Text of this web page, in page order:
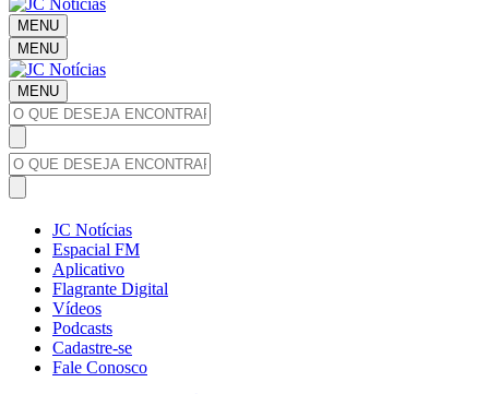
MENU
MENU
MENU
JC Notícias
Espacial FM
Aplicativo
Flagrante Digital
Vídeos
Podcasts
Cadastre-se
Fale Conosco